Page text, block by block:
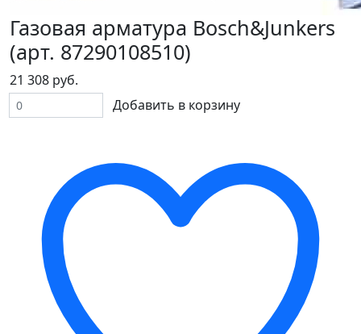
Газовая арматура Bosch&Junkers
(арт. 87290108510)
21 308 руб.
Добавить в корзину